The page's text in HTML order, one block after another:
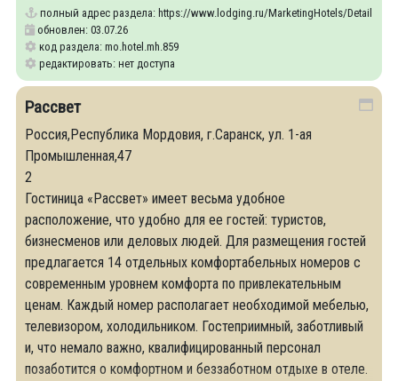
полный адрес раздела: https://www.lodging.ru/MarketingHotels/Details/859
обновлен: 03.07.26
код раздела: mo.hotel.mh.859
редактировать: нет доступа
Рассвет
Россия,Республика Мордовия, г.Саранск, ул. 1-ая
Промышленная,47
2
Гостиница «Рассвет» имеет весьма удобное
расположение, что удобно для ее гостей: туристов,
бизнесменов или деловых людей. Для размещения гостей
предлагается 14 отдельных комфортабельных номеров с
современным уровнем комфорта по привлекательным
ценам. Каждый номер располагает необходимой мебелью,
телевизором, холодильником. Гостеприимный, заботливый
и, что немало важно, квалифицированный персонал
позаботится о комфортном и беззаботном отдыхе в отеле.